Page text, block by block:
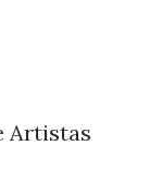
Artistas